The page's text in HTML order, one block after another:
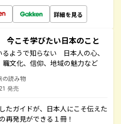
詳細を見る
今こそ学びたい日本のこと
るようで知らない 日本人の心、
職文化、信仰、地域の魅力など
の読み物
発売
たガイドが、日本人にこそ伝えた
再発見ができる１冊！